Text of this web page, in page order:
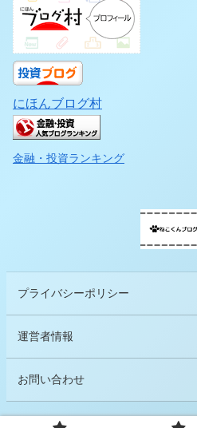
にほんブログ村
金融・投資ランキング
プライバシーポリシー
運営者情報
お問い合わせ